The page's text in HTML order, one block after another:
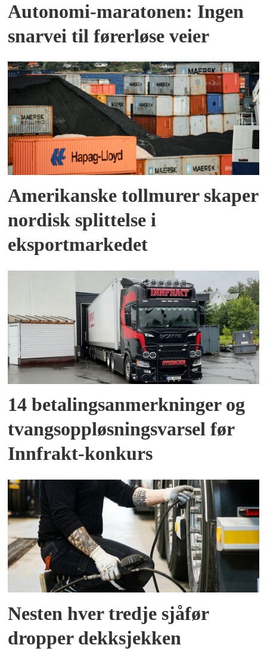
Autonomi-maratonen: Ingen
snarvei til førerløse veier
Amerikanske tollmurer skaper
nordisk splittelse i
eksportmarkedet
14 betalingsanmerkninger og
tvangsoppløsningsvarsel før
Innfrakt-konkurs
Nesten hver tredje sjåfør
dropper dekksjekken